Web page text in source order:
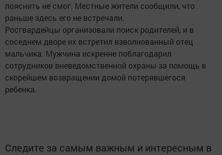
пояснить не смог. Местные жители сообщили, что
раньше здесь его не встречали.
Росгвардейцы организовали поиск родителей, и в
соседнем дворе их встретил взволнованный отец
мальчика. Мужчина искренне поблагодарил
сотрудников вневедомственной охраны за помощь в
скорейшем возвращении домой потерявшегося
ребенка.
Следите за самым важным и интересным в